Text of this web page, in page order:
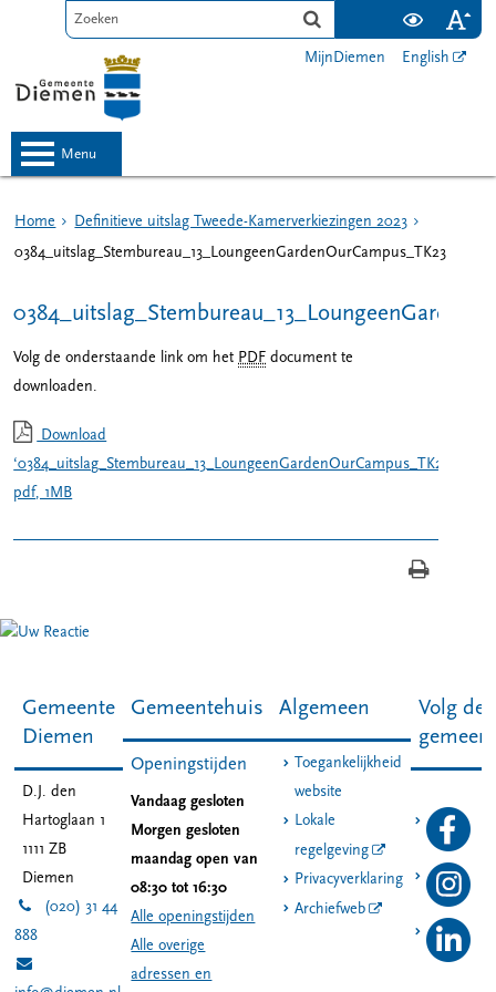
MijnDiemen English
menu
Home
Definitieve uitslag Tweede-Kamerverkiezingen 2023
0384_uitslag_Stembureau_13_LoungeenGardenOurCampus_TK23
Volg de onderstaande link om hetPDF document te
downloaden.
Download
‘0384_uitslag_Stembureau_13_LoungeenGardenOurCampus_TK23’,
pdf, 1MB
Gemeente
Diemen
D.J. den
Hartoglaan 1
1111 ZB
Diemen
(020) 31 44
888
Gemeentehuis
Openingstijden
Vandaag gesloten
Morgen gesloten
maandag open van
08:30 tot 16:30
Alle openingstijden
Alle overige
adressen en
Algemeen
Toegankelijkheid
website
Lokale
regelgeving
Privacyverklaring
Archiefweb
Volg de